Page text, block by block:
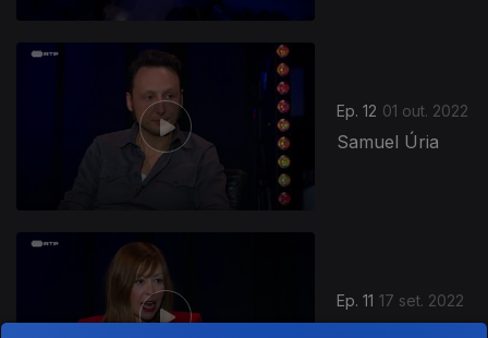
Ep. 12 01 out. 2022
Samuel Úria
Ep. 11 17 set. 2022
639783